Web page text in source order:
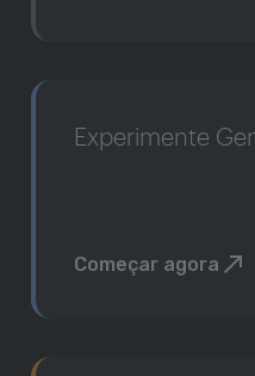
Experimente
Começar agora